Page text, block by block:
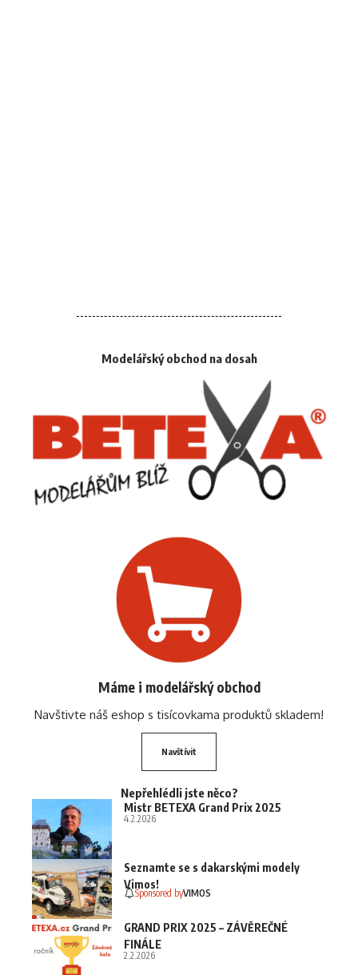
Modelářský obchod na dosah
Máme i modelářský obchod
Navštivte náš eshop s tisícovkama produktů skladem!
Navštívit
Nepřehlédli jste něco?
Mistr BETEXA Grand Prix 2025
4.2.2026
Seznamte se s dakarskými modely
Vimos!
Sponsored byVIMOS
GRAND PRIX 2025 – ZÁVĚREČNÉ
FINÁLE
2.2.2026